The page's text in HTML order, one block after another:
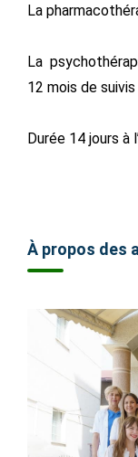
La
La
12 mois de
Durée 14 jours à
À propos des